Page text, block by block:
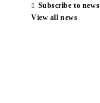
Subscribe to news
View all news